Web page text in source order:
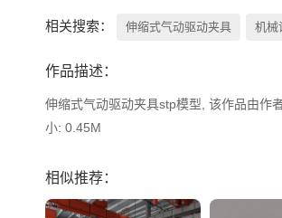
相关搜索： 伸缩式气动驱动夹具 机械
作品描述：
伸缩式气动驱动夹具stp模型, 该作品由作
小: 0.45M
相似推荐：